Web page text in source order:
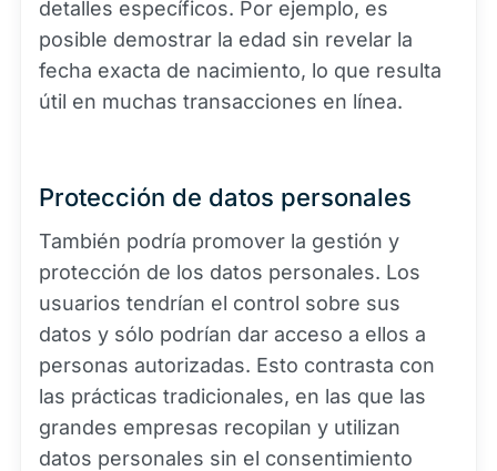
detalles específicos. Por ejemplo, es
posible demostrar la edad sin revelar la
fecha exacta de nacimiento, lo que resulta
útil en muchas transacciones en línea.
Protección de datos personales
También podría promover la gestión y
protección de los datos personales. Los
usuarios tendrían el control sobre sus
datos y sólo podrían dar acceso a ellos a
personas autorizadas. Esto contrasta con
las prácticas tradicionales, en las que las
grandes empresas recopilan y utilizan
datos personales sin el consentimiento